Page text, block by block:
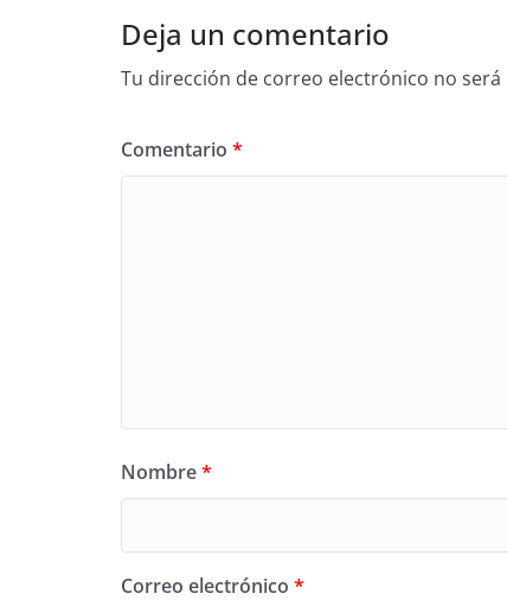
Deja un comentario
Tu dirección de correo electrónico no será
Comentario *
Nombre*
Correo electrónico *